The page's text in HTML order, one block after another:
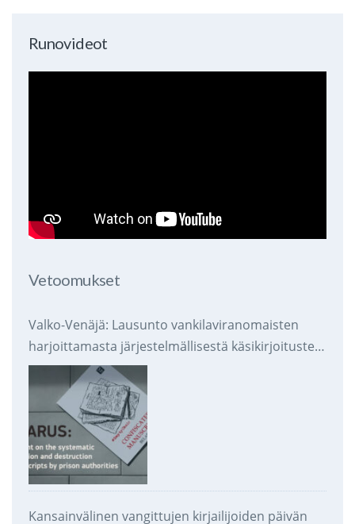
Runovideot
Vetoomukset
Valko-Venäjä: Lausunto vankilaviranomaisten
harjoittamasta järjestelmällisestä käsikirjoitusten
takavarikoinnista ja tuhoamisesta
Kansainvälinen vangittujen kirjailijoiden päivän